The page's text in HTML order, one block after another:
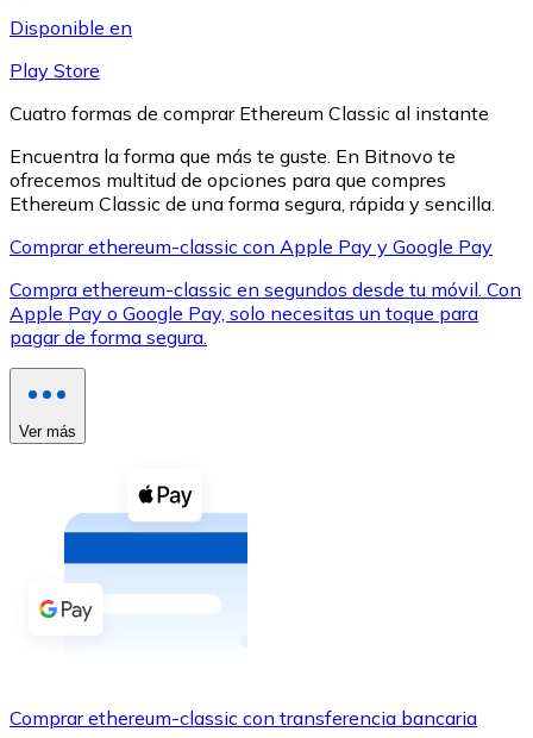
Ver todo
Compra criptomonedas con efectivo en tu tienda más
Comprar con efectivo
Transferencia SEPA
Añade fondos a tu cuenta Bitnovo o realiza compras
Comprar con Transferencia
Utiliza tarjetas Visa y Mastercard para comprar
Disponible en
Play Store
Cuatro formas de comprar Ethereum Classic al instante
Encuentra la forma que más te guste. En Bitnovo te
ofrecemos multitud de opciones para que compres
Ethereum Classic de una forma segura, rápida y sencilla.
Comprar ethereum-classic con Apple Pay y Google Pay
Compra ethereum-classic en segundos desde tu móvil. Con
Apple Pay o Google Pay, solo necesitas un toque para
pagar de forma segura.
Ver más
Comprar ethereum-classic con transferencia bancaria